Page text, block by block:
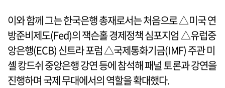
이와 함께 그는 한국은행 총재로서는 처음으로 △미국 연
방준비제도(Fed)의 잭슨홀 경제정책 심포지엄 △유럽중
앙은행(ECB) 신트라 포럼 △국제통화기금(IMF) 주관 미
셸 캉드쉬 중앙은행 강연 등에 참석해 패널 토론과 강연을
진행하며 국제 무대에서의 역할을 확대했다.